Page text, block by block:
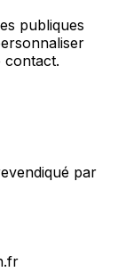
publiques
contact.
par